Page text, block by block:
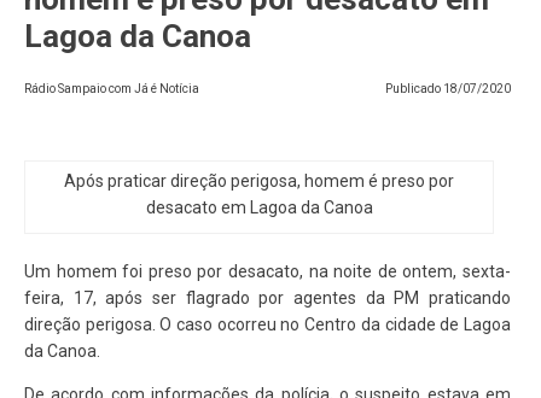
Lagoa da Canoa
Rádio Sampaio com Já é Notícia Publicado 18/07/2020
Após praticar direção perigosa, homem é preso por
desacato em Lagoa da Canoa
Um homem foi preso por desacato, na noite de ontem, sexta-
feira, 17, após ser flagrado por agentes da PM praticando
direção perigosa. O caso ocorreu no Centro da cidade de Lagoa
da Canoa.